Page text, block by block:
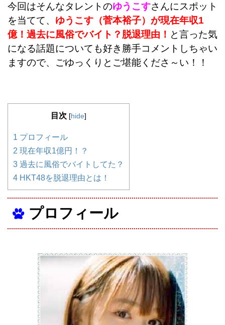
今回はそんなタレントのゆうこすさんにスポット
を当てて、 ゆうこす（菅本裕子）が現在年収1
億！過去に風俗でバイト？脱退理由！ と言った気
になる話題についても好き勝手コメントしちゃい
ますので、ごゆっくりとご堪能くださ～い！！
目次 [hide]
1 プロフィール
2 現在年収1億円！？
3 過去に風俗でバイトしてた？
4 HKT48を脱退理由とは！
プロフィール